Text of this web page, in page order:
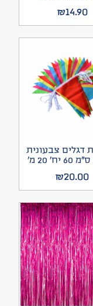
₪14.90
דגלים צבעונית
₪20.00